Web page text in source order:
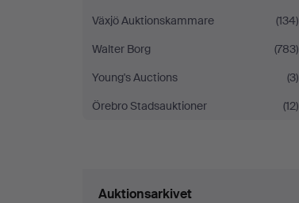
Växjö Auktionskammare
(134)
Walter Borg
(783)
Young's Auctions
(3)
Örebro Stadsauktioner
(12)
Auktionsarkivet